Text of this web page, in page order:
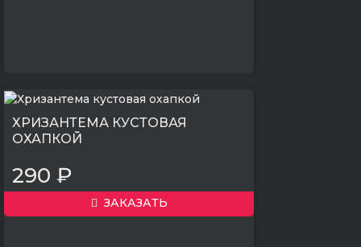
ХРИЗАНТЕМА КУСТОВАЯ
ОХАПКОЙ
290 ₽
ЗАКАЗАТЬ